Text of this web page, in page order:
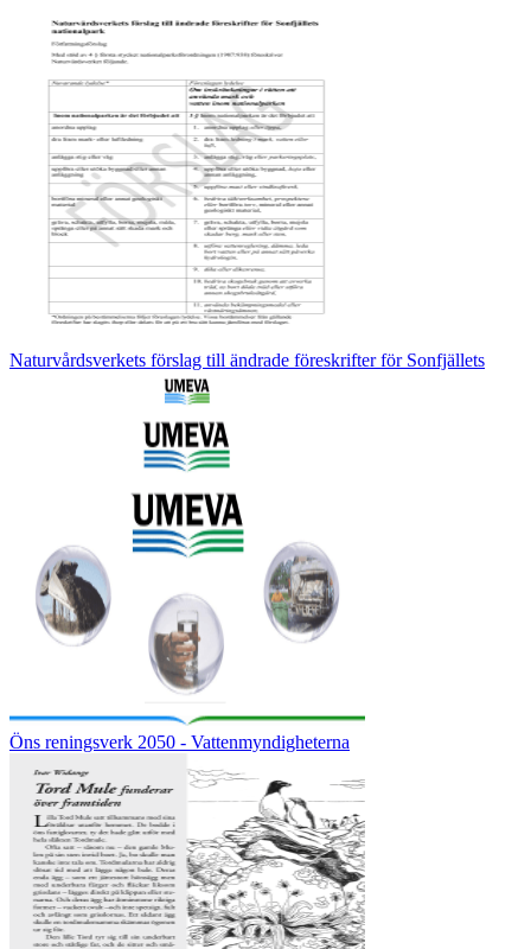
Naturvårdsverkets förslag till ändrade föreskrifter för Sonfjällets
Öns reningsverk 2050 - Vattenmyndigheterna